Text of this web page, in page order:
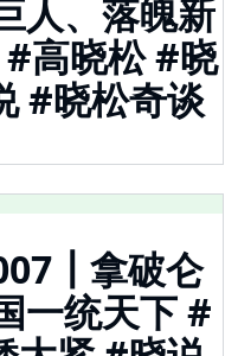
人、落魄新
高晓松 #晓
#晓松奇谈
拿破仑
一统天下 #